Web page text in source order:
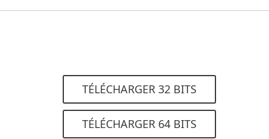
TÉLÉCHARGER 32 BITS
TÉLÉCHARGER 64 BITS